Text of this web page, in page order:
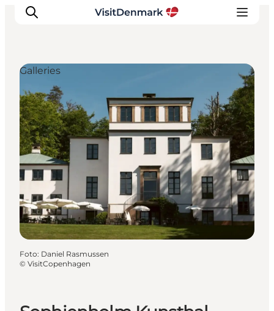
Inspiratie
Bestemmingen
Wat te doen
Accommodaties
Plan je reis
Galleries
Foto: Daniel Rasmussen
© VisitCopenhagen